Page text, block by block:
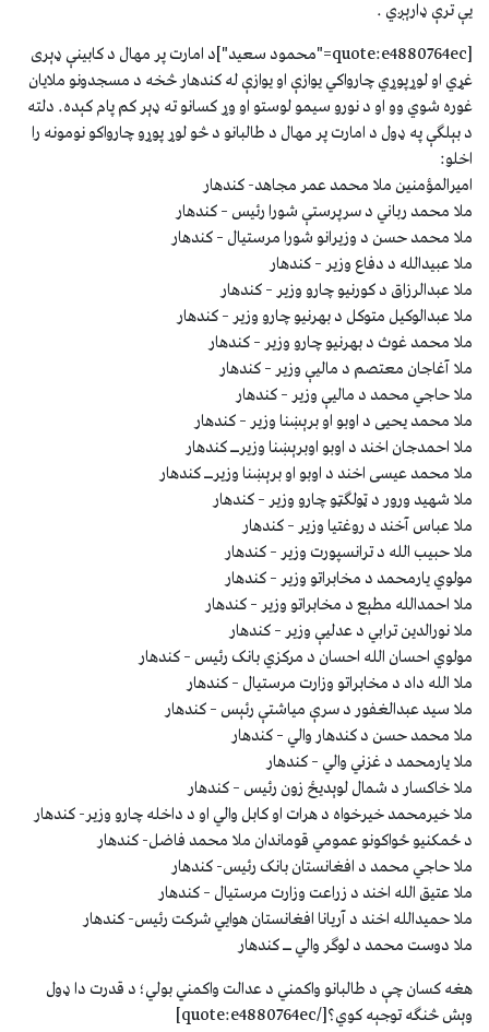
يې ترې ډارېږي .
[quote:e4880764ec="محمود سعيد"]د امارت پر مهال د کابينې ډېری
غړي او لوړپوړي چارواکي يوازې او يوازې له کندهار څخه د مسجدونو ملايان
غوره شوي وو او د نورو سيمو لوستو او وړ کسانو ته ډېر کم پام کېده. دلته
د بېلګې په ډول د امارت پر مهال د طالبانو د څو لوړ پوړو چارواکو نومونه را
اخلو:
اميرالمؤمنين ملا محمد عمر مجاهد- کندهار
ملا محمد رباني د سرپرستې شورا رئيس – کندهار
ملا محمد حسن د وزيرانو شورا مرستيال – کندهار
ملا عبيدالله د دفاع وزير – کندهار
ملا عبدالرزاق د کورنيو چارو وزير – کندهار
ملا عبدالوکيل متوکل د بهرنيو چارو وزير – کندهار
ملا محمد غوث د بهرنيو چارو وزير – کندهار
ملا آغاجان معتصم د ماليې وزير – کندهار
ملا حاجي محمد د ماليې وزير – کندهار
ملا محمد یحیی د اوبو او برېښنا وزير – کندهار
ملا احمدجان اخند د اوبو اوبرېښنا وزيرــ کندهار
ملا محمد عيسی اخند د اوبو او برېښنا وزيرــ کندهار
ملا شهيد ورور د ټولګټو چارو وزير – کندهار
ملا عباس آخند د روغتيا وزير – کندهار
ملا حبيب الله د ترانسپورت وزير – کندهار
مولوي يارمحمد د مخابراتو وزير – کندهار
ملا احمدالله مطېع د مخابراتو وزير – کندهار
ملا نورالدين ترابي د عدليې وزير – کندهار
مولوي احسان الله احسان د مرکزي بانک رئيس – کندهار
ملا الله داد د مخابراتو وزارت مرستيال – کندهار
ملا سيد عبدالغفور د سرې مياشتې رئېس – کندهار
ملا محمد حسن د کندهار والي – کندهار
ملا يارمحمد د غزني والي – کندهار
ملا خاکسار د شمال لوېديځ زون رئيس – کندهار
ملا خیرمحمد خیرخواه د هرات او کابل والي او د داخله چارو وزير- کندهار
د ځمکنيو ځواکونو عمومي قوماندان ملا محمد فاضل- کندهار
ملا حاجي محمد د افغانستان بانک رئيس- کندهار
ملا عتيق الله اخند د زراعت وزارت مرستيال – کندهار
ملا حميدالله اخند د آريانا افغانستان هوايي شرکت رئيس- کندهار
ملا دوست محمد د لوګر والي ــ کندهار
هغه کسان چې د طالبانو واکمني د عدالت واکمني بولي؛ د قدرت دا ډول
وېش څنګه توجېه کوي؟[/quote:e4880764ec]